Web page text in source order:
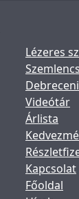
Lézeres
Videótár
Árlista
Kapcsolat
Főoldal